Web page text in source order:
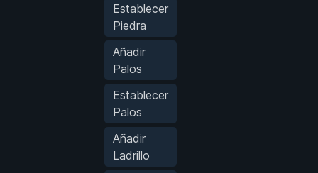
Establecer
Piedra
Añadir
Palos
Establecer
Palos
Añadir
Ladrillo